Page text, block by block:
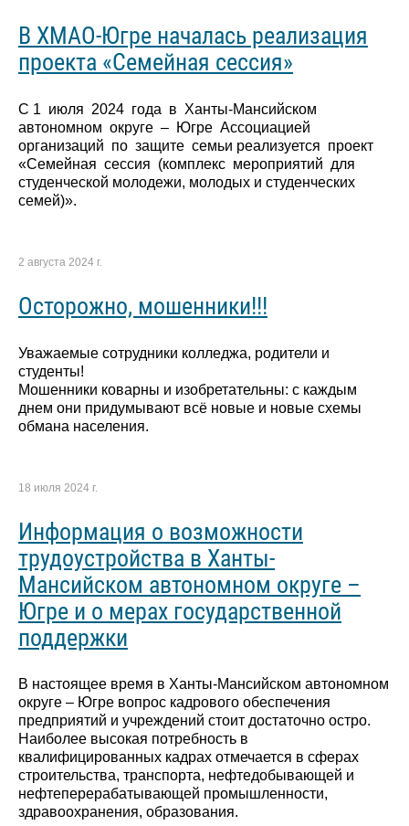
В ХМАО-Югре началась реализация
проекта «Семейная сессия»
С 1 июля 2024 года в Ханты-Мансийском
автономном округе – Югре Ассоциацией
организаций по защите семьи реализуется проект
«Семейная сессия (комплекс мероприятий для
студенческой молодежи, молодых и студенческих
семей)».
2 августа 2024 г.
Осторожно, мошенники!!!
Уважаемые сотрудники колледжа, родители и
студенты!
Мошенники коварны и изобретательны: с каждым
днем они придумывают всё новые и новые схемы
обмана населения.
18 июля 2024 г.
Информация о возможности
трудоустройства в Ханты-
Мансийском автономном округе –
Югре и о мерах государственной
поддержки
В настоящее время в Ханты-Мансийском автономном
округе – Югре вопрос кадрового обеспечения
предприятий и учреждений стоит достаточно остро.
Наиболее высокая потребность в
квалифицированных кадрах отмечается в сферах
строительства, транспорта, нефтедобывающей и
нефтеперерабатывающей промышленности,
здравоохранения, образования.